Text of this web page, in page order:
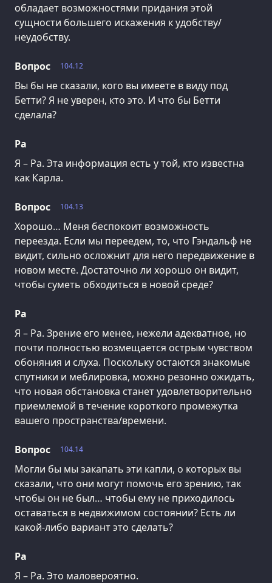
обладает возможностями придания этой
сущности большего искажения к удобству/
неудобству.
104.12
Вопрос
Вы бы не сказали, кого вы имеете в виду под
Бетти? Я не уверен, кто это. И что бы Бетти
сделала?
Ра
Я – Ра. Эта информация есть у той, кто известна
как Карла.
104.13
Вопрос
Хорошо… Меня беспокоит возможность
переезда. Если мы переедем, то, что Гэндальф не
видит, сильно осложнит для него передвижение в
новом месте. Достаточно ли хорошо он видит,
чтобы суметь обходиться в новой среде?
Ра
Я – Ра. Зрение его менее, нежели адекватное, но
почти полностью возмещается острым чувством
обоняния и слуха. Поскольку остаются знакомые
спутники и меблировка, можно резонно ожидать,
что новая обстановка станет удовлетворительно
приемлемой в течение короткого промежутка
вашего пространства/времени.
104.14
Вопрос
Могли бы мы закапать эти капли, о которых вы
сказали, что они могут помочь его зрению, так
чтобы он не был… чтобы ему не приходилось
оставаться в недвижимом состоянии? Есть ли
какой-либо вариант это сделать?
Ра
Я – Ра. Это маловероятно.